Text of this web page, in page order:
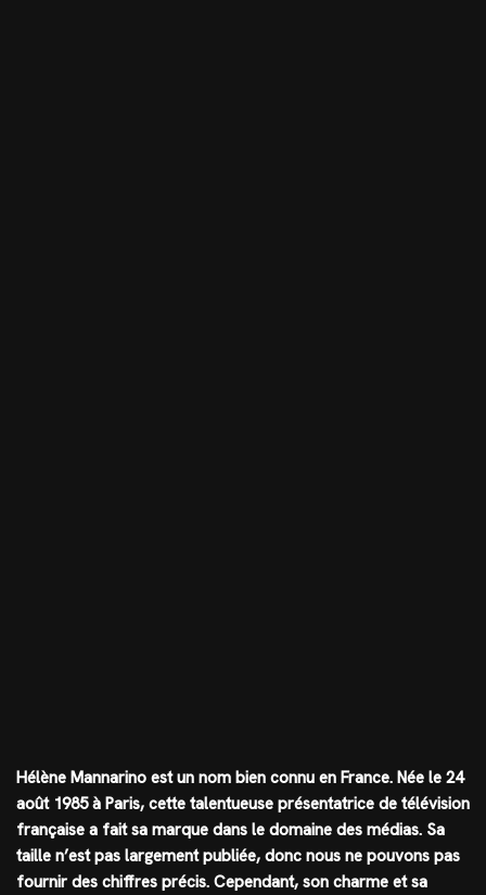
Hélène Mannarino est un nom bien connu en France. Née le 24
août 1985 à Paris, cette talentueuse présentatrice de télévision
française a fait sa marque dans le domaine des médias. Sa
taille n’est pas largement publiée, donc nous ne pouvons pas
fournir des chiffres précis. Cependant, son charme et sa